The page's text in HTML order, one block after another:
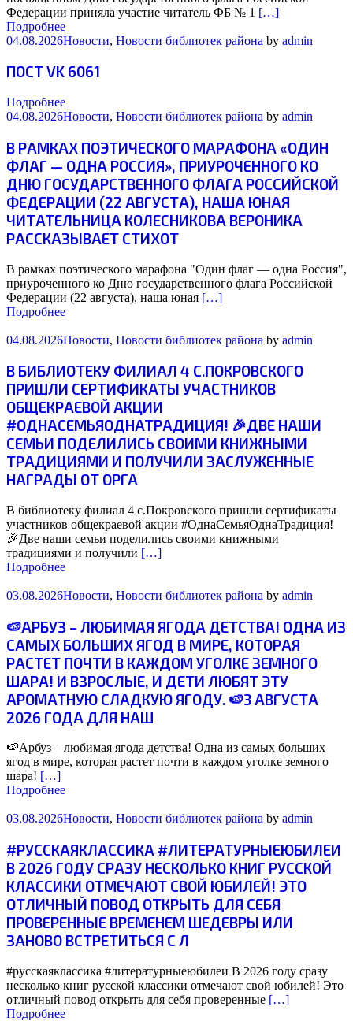
Федерации приняла участие читатель ФБ № 1 […]
Подробнее
04.08.2026Новости, Новости библиотек района by admin
ПОСТ VK 6061
Подробнее
04.08.2026Новости, Новости библиотек района by admin
В РАМКАХ ПОЭТИЧЕСКОГО МАРАФОНА «ОДИН
ФЛАГ — ОДНА РОССИЯ», ПРИУРОЧЕННОГО КО
ДНЮ ГОСУДАРСТВЕННОГО ФЛАГА РОССИЙСКОЙ
ФЕДЕРАЦИИ (22 АВГУСТА), НАША ЮНАЯ
ЧИТАТЕЛЬНИЦА КОЛЕСНИКОВА ВЕРОНИКА
РАССКАЗЫВАЕТ СТИХОТ
В рамках поэтического марафона "Один флаг — одна Россия",
приуроченного ко Дню государственного флага Российской
Федерации (22 августа), наша юная […]
Подробнее
04.08.2026Новости, Новости библиотек района by admin
В БИБЛИОТЕКУ ФИЛИАЛ 4 С.ПОКРОВСКОГО
ПРИШЛИ СЕРТИФИКАТЫ УЧАСТНИКОВ
ОБЩЕКРАЕВОЙ АКЦИИ
#ОДНАСЕМЬЯОДНАТРАДИЦИЯ! 🎉ДВЕ НАШИ
СЕМЬИ ПОДЕЛИЛИСЬ СВОИМИ КНИЖНЫМИ
ТРАДИЦИЯМИ И ПОЛУЧИЛИ ЗАСЛУЖЕННЫЕ
НАГРАДЫ ОТ ОРГА
В библиотеку филиал 4 с.Покровского пришли сертификаты
участников общекраевой акции #ОднаСемьяОднаТрадиция!
🎉Две наши семьи поделились своими книжными
традициями и получили […]
Подробнее
03.08.2026Новости, Новости библиотек района by admin
🍉АРБУЗ – ЛЮБИМАЯ ЯГОДА ДЕТСТВА! ОДНА ИЗ
САМЫХ БОЛЬШИХ ЯГОД В МИРЕ, КОТОРАЯ
РАСТЕТ ПОЧТИ В КАЖДОМ УГОЛКЕ ЗЕМНОГО
ШАРА! И ВЗРОСЛЫЕ, И ДЕТИ ЛЮБЯТ ЭТУ
АРОМАТНУЮ СЛАДКУЮ ЯГОДУ. 🍉3 АВГУСТА
2026 ГОДА ДЛЯ НАШ
🍉Арбуз – любимая ягода детства! Одна из самых больших
ягод в мире, которая растет почти в каждом уголке земного
шара! […]
Подробнее
03.08.2026Новости, Новости библиотек района by admin
#РУССКАЯКЛАССИКА #ЛИТЕРАТУРНЫЕЮБИЛЕИ
В 2026 ГОДУ СРАЗУ НЕСКОЛЬКО КНИГ РУССКОЙ
КЛАССИКИ ОТМЕЧАЮТ СВОЙ ЮБИЛЕЙ! ЭТО
ОТЛИЧНЫЙ ПОВОД ОТКРЫТЬ ДЛЯ СЕБЯ
ПРОВЕРЕННЫЕ ВРЕМЕНЕМ ШЕДЕВРЫ ИЛИ
ЗАНОВО ВСТРЕТИТЬСЯ С Л
#русскаяклассика #литературныеюбилеи В 2026 году сразу
несколько книг русской классики отмечают свой юбилей! Это
отличный повод открыть для себя проверенные […]
Подробнее